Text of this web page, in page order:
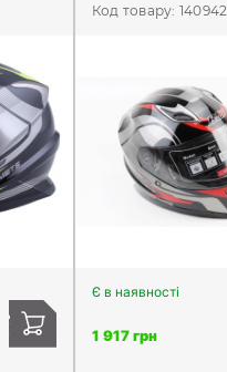
Код товару: 140942
Є в наявності
1 917 грн